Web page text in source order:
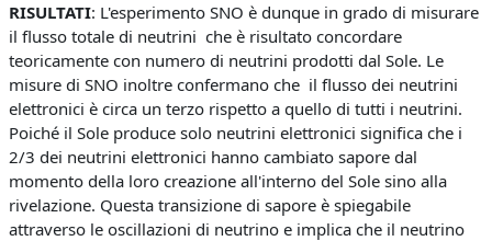
RISULTATI: L'esperimento SNO è dunque in grado di misurare
il flusso totale di neutrini che è risultato concordare
teoricamente con numero di neutrini prodotti dal Sole. Le
misure di SNO inoltre confermano che il flusso dei neutrini
elettronici è circa un terzo rispetto a quello di tutti i neutrini.
Poiché il Sole produce solo neutrini elettronici significa che i
2/3 dei neutrini elettronici hanno cambiato sapore dal
momento della loro creazione all'interno del Sole sino alla
rivelazione. Questa transizione di sapore è spiegabile
attraverso le oscillazioni di neutrino e implica che il neutrino